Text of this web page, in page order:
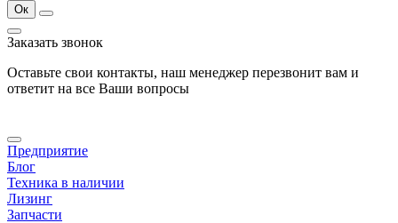
Ок
Заказать звонок
Оставьте свои контакты, наш менеджер перезвонит вам и
ответит на все Ваши вопросы
Предприятие
Блог
Техника в наличии
Лизинг
Запчасти